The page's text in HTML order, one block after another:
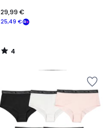
25,49 €
29,99 €
4
/